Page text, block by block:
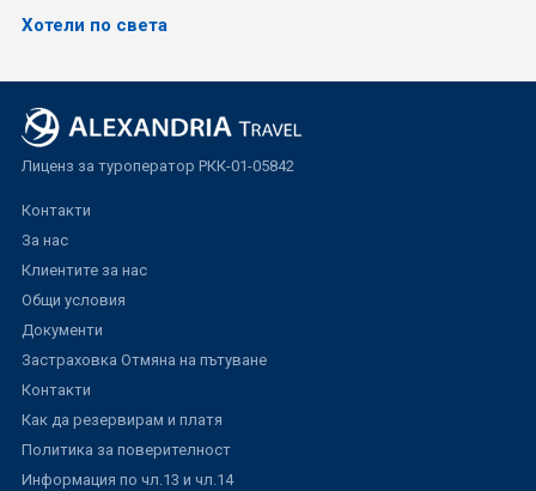
Хотели по света
Лиценз за туроператор РКК-01-05842
Контакти
За нас
Клиентите за нас
Общи условия
Документи
Застраховка Отмяна на пътуване
Контакти
Как да резервирам и платя
Политика за поверителност
Информация по чл.13 и чл.14